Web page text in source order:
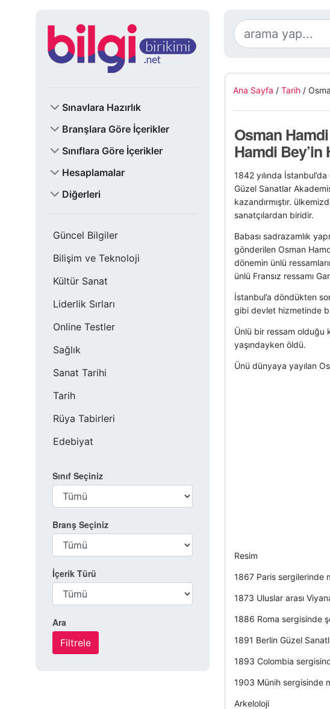
Sınavlara Hazırlık
Branşlara Göre İçerikler
Sınıflara Göre İçerikler
Hesaplamalar
Diğerleri
Güncel Bilgiler
Bilişim ve Teknoloji
Kültür Sanat
Liderlik Sırları
Online Testler
Sağlık
Sanat Tarihi
Tarih
Rüya Tabirleri
Edebiyat
Sınıf Seçiniz
Branş Seçiniz
İçerik Türü
Ara
Ana Sayfa / Tarih/
Osman
Hamdi Bey’in
1842 yılında
Güzel Sanatlar
kazandırmıştır.
sanatçılardan biridir.
Babası sadrazamlık
gönderilen Osman
dönemin ünlü
ünlü Fransız ressamı
İstanbul’a döndükten
gibi devlet hizmetinde
Ünlü bir ressam olduğu
yaşındayken öldü.
Ünü dünyaya yayılan
Resim
1867 Paris sergilerinde
1873 Uluslar arası
1886 Roma sergisinde
1891 Berlin Güzel
1893 Colombia
1903 Münih sergisinde
Arkeloloji